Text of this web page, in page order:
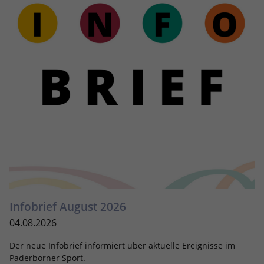
Infobrief August 2026
04.08.2026
Der neue Infobrief informiert über aktuelle Ereignisse im
Paderborner Sport.
eines Analyseberichts darüber, wie es
der Website geht. Die erhobenen Daten
umfassen die Anzahl der Besucher, die
Quelle, aus der sie stammen, und die
_dc_gtm_UA-101278931-2
Dieser Cookie identifiziert die Besucher
nach Alter, Geschlecht oder Interessen
Google Tag Manager, um die gezielte
Name _ga_YMZRC1CX2M